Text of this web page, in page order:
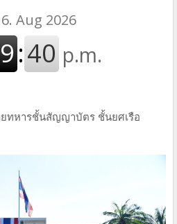
ทหารชั้นสัญญาบัตร ชั้นยศเรือ